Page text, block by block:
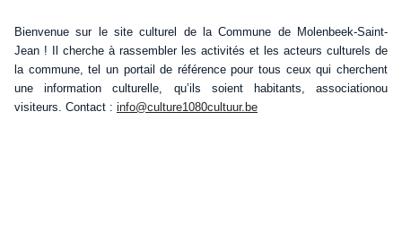
Bienvenue sur le site culturel de la Commune de Molenbeek-Saint-
Jean ! Il cherche à rassembler les activités et les acteurs culturels de
la commune, tel un portail de référence pour tous ceux qui cherchent
une information culturelle, qu’ils soient habitants, associationou
visiteurs. Contact : info@culture1080cultuur.be